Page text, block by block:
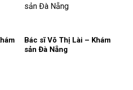
Bác sĩ Võ Thị Lài – Khám
sản Đà Nẵng